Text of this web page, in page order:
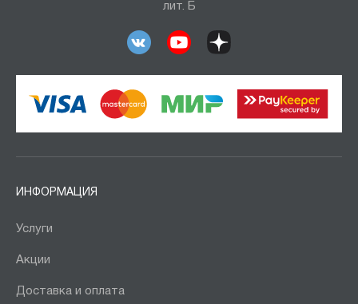
лит. Б
ИНФОРМАЦИЯ
Услуги
Акции
Доставка и оплата